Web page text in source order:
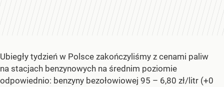
Ubiegły tydzień w Polsce zakończyliśmy z cenami paliw
na stacjach benzynowych na średnim poziomie
odpowiednio: benzyny bezołowiowej 95 – 6,80 zł/litr (+0